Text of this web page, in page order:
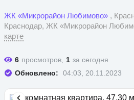
ЖК «Микрорайон Любимово» ,
Краснодар, ЖК «Микрорайон
карте
6 просмотров, 1 за сегодня
Обновлено:
04:03, 20.11.2023